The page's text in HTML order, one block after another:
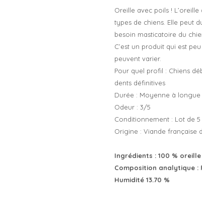
Oreille avec poils !
types de chiens. Elle peut
besoin masticatoire du
C’est un produit qui est
peuvent varier.
Pour quel profil : Chiens
dents définitives
Durée : Moyenne à longue
Odeur : 3/5
Conditionnement : Lot de
Origine : Viande française
Ingrédients : 100 %
Composition analytique :
Humidité 13.70 %